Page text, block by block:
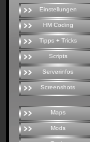
Einstellungen
HM Coding
Tipps + Tricks
Scripts
Serverinfos
Screenshots
Maps
Mods